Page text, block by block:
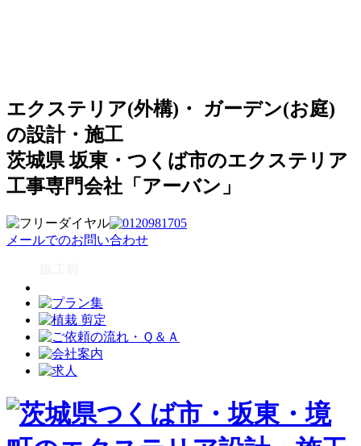
エクステリア(外構)・ ガーデン(お庭)
の設計・施工
茨城県 坂東・つくば市のエクステリア
工事専門会社「アーバン」
メールでのお問い合わせ